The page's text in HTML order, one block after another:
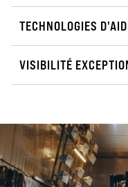
TECHNOLOGIES
VISIBILITÉ